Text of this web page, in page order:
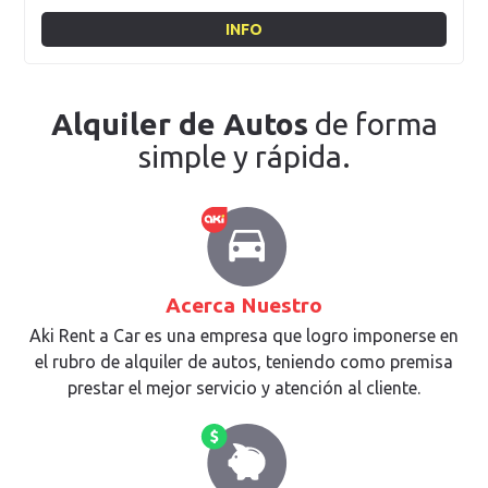
INFO
Alquiler de Autos de forma
simple y rápida.
Acerca Nuestro
Aki Rent a Car es una empresa que logro imponerse en
el rubro de alquiler de autos, teniendo como premisa
prestar el mejor servicio y atención al cliente.